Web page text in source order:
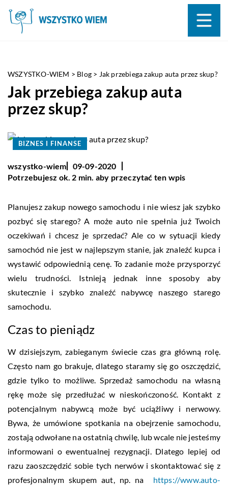
WSZYSTKO-WIEM > Blog > Jak przebiega zakup auta przez skup?
Jak przebiega zakup auta
przez skup?
BIZNES I FINANSE
wszystko-wiem
09-09-2020
Potrzebujesz ok. 2 min. aby przeczytać ten wpis
Planujesz zakup nowego samochodu i nie wiesz jak szybko
pozbyć się starego? A może auto nie spełnia już Twoich
oczekiwań i chcesz je sprzedać? Ale co w sytuacji kiedy
samochód nie jest w najlepszym stanie, jak znaleźć kupca i
wystawić odpowiednią cenę. To zadanie może przysporzyć
wielu trudności. Istnieją jednak inne sposoby aby
skutecznie i szybko znaleźć nabywcę naszego starego
samochodu.
Czas to pieniądz
W dzisiejszym, zabieganym świecie czas gra główną rolę.
Często nam go brakuje, dlatego staramy się go oszczędzić,
gdzie tylko to możliwe. Sprzedaż samochodu na własną
rękę może się przedłużać w nieskończoność. Kontakt z
potencjalnym nabywcą może być uciążliwy i nerwowy.
Bywa, że umówione spotkania na obejrzenie samochodu,
zostają odwołane na ostatnią chwilę, lub wcale nie jesteśmy
informowani o ewentualnej rezygnacji. Dlatego lepiej od
razu zaoszczędzić sobie tych nerwów i skontaktować się z
profesjonalnym skupem aut, np. na https://www.auto-